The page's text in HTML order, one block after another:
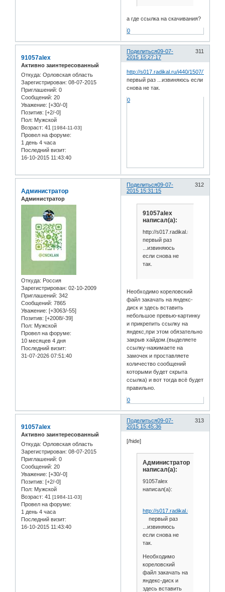
а где ссылка на скачивания?
0
Поделиться 311
09-07-
2015 15:27:17
91057alex
Активно заинтересованный
Откуда: Орловская область
Зарегистрирован: 08-07-2015
Приглашений: 0
Сообщений: 20
Уважение: [+30/-0]
Позитив: [+2/-0]
Пол: Мужской
Возраст: 41 [1984-11-03]
Провел на форуме:
1 день 4 часа
Последний визит:
16-10-2015 11:43:40
http://s017.radikal.ru/i440/1507/79/
первый раз ...извиняюсь если
снова не так.
0
Поделиться 312
09-07-
2015 15:31:15
Администратор
Администратор
Откуда: Россия
Зарегистрирован: 02-10-2009
Приглашений: 342
Сообщений: 7865
Уважение: [+3063/-55]
Позитив: [+2008/-39]
Пол: Мужской
Провел на форуме:
10 месяцев 4 дня
Последний визит:
31-07-2026 07:51:40
91057alex
написал(а):
http://s017.radikal.ru/i440/1507/
первый раз
...извиняюсь
если снова не
так.
Необходимо кореловский
файл закачать на яндекс-
диск и здесь вставить
небольшое превью-картинку
и прикрепить ссылку на
яндекс,при этом обязательно
закрыв хайдом.(выделяете
ссылку-нажимаете на
замочек и проставляете
количество сообщений
которыми будет скрыта
ссылка) и вот тогда всё будет
правильно.
0
Поделиться 313
09-07-
2015 15:45:36
91057alex
Активно заинтересованный
Откуда: Орловская область
Зарегистрирован: 08-07-2015
Приглашений: 0
Сообщений: 20
Уважение: [+30/-0]
Позитив: [+2/-0]
Пол: Мужской
Возраст: 41 [1984-11-03]
Провел на форуме:
1 день 4 часа
Последний визит:
16-10-2015 11:43:40
[/hide]
Администратор
написал(а):
91057alex
написал(а):
http://s017.radikal.ru/i440/1507/
первый раз
...извиняюсь
если снова не
так.
Необходимо
кореловский
файл закачать на
яндекс-диск и
здесь вставить